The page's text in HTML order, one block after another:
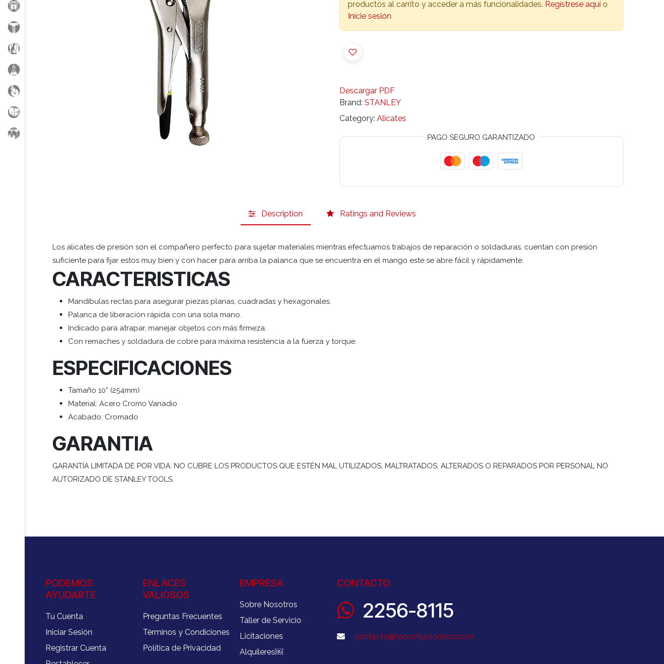
productos al carrito y acceder a más funcionalidades. Regístrese aquí o
Inicie sesión
Descargar PDF
Brand: STANLEY
Category: Alicates
PAGO SEGURO GARANTIZADO
Description Ratings and Reviews
Los alicates de presión son el compañero perfecto para sujetar materiales mientras efectuamos trabajos de reparación o soldaduras, cuentan con presión
suficiente para fijar estos muy bien y con hacer para arriba la palanca que se encuentra en el mango este se abre fácil y rápidamente.
CARACTERISTICAS
Mandíbulas rectas para asegurar piezas planas, cuadradas y hexagonales.
Palanca de liberación rápida con una sola mano.
Indicado para atrapar, manejar objetos con más firmeza.
Con remaches y soldadura de cobre para máxima resistencia a la fuerza y torque.
ESPECIFICACIONES
Tamaño 10” (254mm)
Material: Acero Cromo Vanadio
Acabado: Cromado
GARANTIA
GARANTÍA LIMITADA DE POR VIDA. NO CUBRE LOS PRODUCTOS QUE ESTÉN MAL UTILIZADOS, MALTRATADOS, ALTERADOS O REPARADOS POR PERSONAL NO
AUTORIZADO DE STANLEY TOOLS.
PODEMOS
AYUDARTE
Tu Cuenta
Iniciar Sesión
Registrar Cuenta
ENLACES
VALIOSOS
Preguntas Frecuentes
Términos y Condiciones
Política de Privacidad
EMPRESA
Sobre Nosotros
Taller de Servicio
Licitaciones
Alquileres￼
CONTACTO
2256-8115
contacto@tecnofijacionescr.com